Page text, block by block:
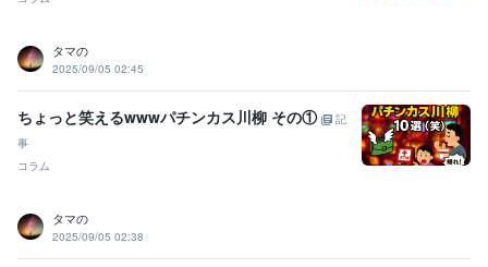
タマの
2025/09/05 02:45
ちょっと笑えるwwwパチンカス川柳 その①
記
事
コラム
タマの
2025/09/05 02:38